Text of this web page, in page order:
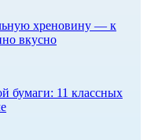
хреновину — к
вкусно
бумаги: 11 классных